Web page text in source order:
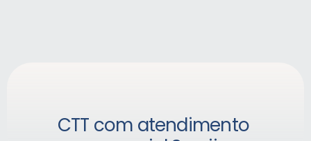
CTT com atendimento